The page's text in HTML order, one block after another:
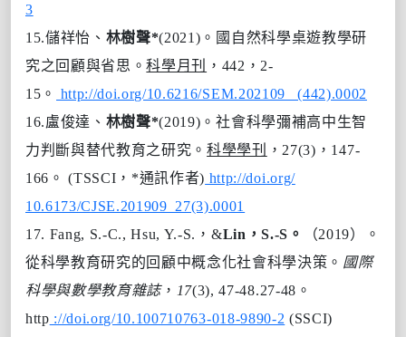
3
15.儲祥怡、 林樹聲*(2021)。國自然科學桌遊教學研
究之回顧與省思。科學月刊
，442，2-
15。
http://doi.org/10.6216/SEM.202109_ (442).0002
16.盧俊達、 林樹聲*(2019)。社會科學彌補高中生智
力判斷與替代教育之研究。科學學刊
，27(3)，147-
166。 (TSSCI，*通訊作者) http://doi.org/
10.6173/CJSE.201909_27(3).0001
17. Fang, S.-C., Hsu, Y.-S.，&Lin，S.-S。
（2019）。
從科學教育研究的回顧中概念化社會科學決策。 國際
科學與數學教育雜誌， 17(3), 47-48.27-48。
http ://doi.org/10.100710763-018-9890-2 (SSCI)